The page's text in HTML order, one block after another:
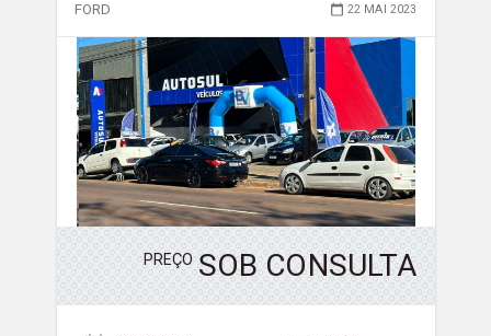
FORD 22 MAI 2023
PREÇO SOB CONSULTA